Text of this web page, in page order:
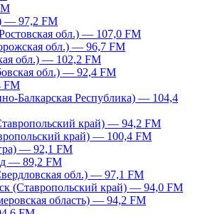
— 97,2 FM
обл.) — 107,0 FM
обл.) — 96,7 FM
обл.) — 102,2 FM
обл.) — 92,4 FM
FM
Балкарская Республика) — 104,4
край) — 94,2 FM
край) — 100,4 FM
— 92,1 FM
— 89,2 FM
обл.) — 97,1 FM
(Ставропольский край) — 94,0 FM
область) — 94,2 FM